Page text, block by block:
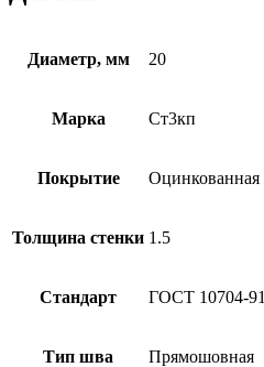
Диаметр, мм 20
Марка Ст3кп
Покрытие Оцинкованная
Толщина стенки 1.5
Стандарт ГОСТ 10704-91
Тип шва Прямошовная